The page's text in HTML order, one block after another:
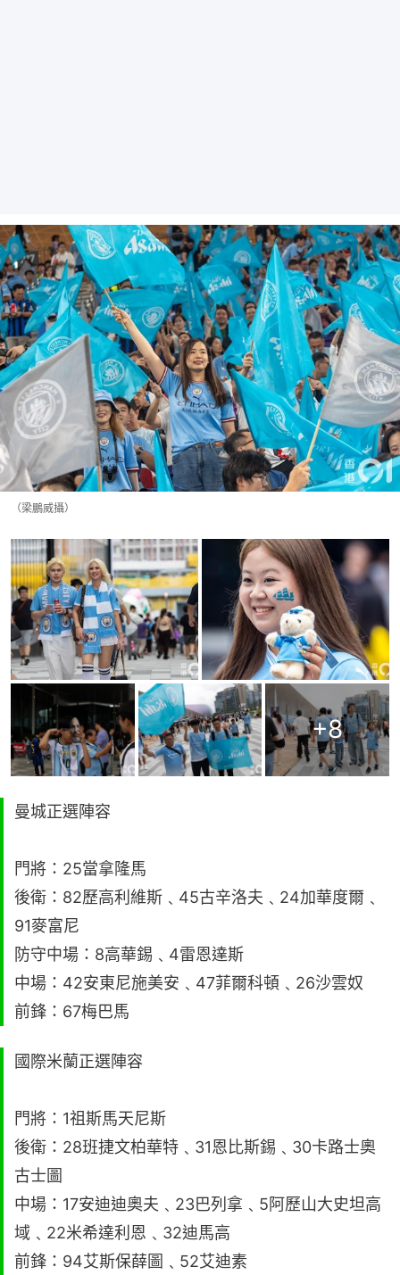
（梁鵬威攝）
+8
曼城正選陣容
門將：25當拿隆馬
後衛：82歷高利維斯﹑45古辛洛夫﹑24加華度爾﹑
91麥富尼
防守中場：8高華錫﹑4雷恩達斯
中場：42安東尼施美安﹑47菲爾科頓﹑26沙雲奴
前鋒：67梅巴馬
國際米蘭正選陣容
門將：1祖斯馬天尼斯
後衛：28班捷文柏華特﹑31恩比斯錫﹑30卡路士奧
古士圖
中場：17安迪迪奧夫﹑23巴列拿﹑5阿歷山大史坦高
域﹑22米希達利恩﹑32迪馬高
前鋒：94艾斯保薛圖﹑52艾迪素